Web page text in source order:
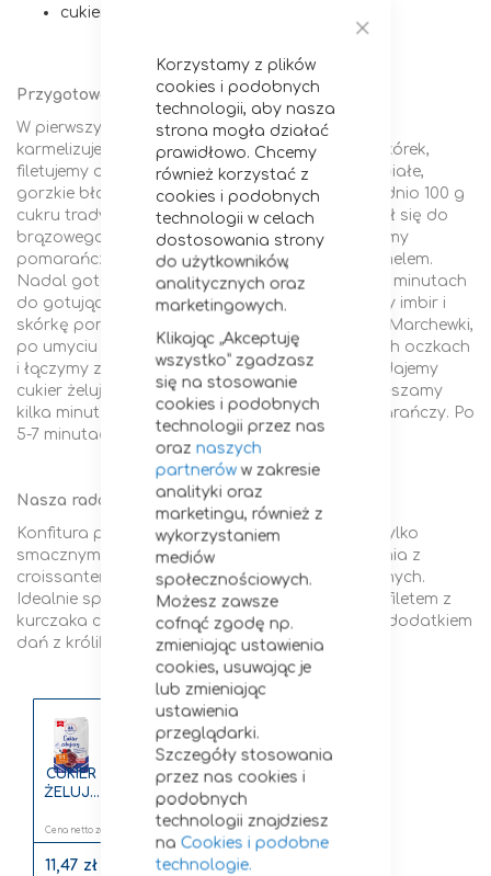
Korzystamy z plików
cookies i podobnych
technologii, aby nasza
strona mogła działać
prawidłowo. Chcemy
również korzystać z
cookies i podobnych
technologii w celach
dostosowania strony
do użytkowników,
analitycznych oraz
marketingowych.
Klikając „Akceptuję
wszystko” zgadzasz
się na stosowanie
cookies i podobnych
technologii przez nas
oraz naszych
partneróww zakresie
analityki oraz
marketingu, również z
wykorzystaniem
mediów
społecznościowych.
Możesz zawsze
cofnąć zgodę np.
zmieniając ustawienia
cookies, usuwając je
lub zmieniając
ustawienia
przeglądarki.
Szczegóły stosowania
przez nas cookies i
podobnych
technologii znajdziesz
na Cookies i podobne
technologie.
cukier żelujący 2:1 Diamant
Przygotowanie:
W pierwszym etapie przygotowania konfitury
karmelizujemy pomarańcze. Po obraniu ich ze skórek,
filetujemy owoce na mniejsze części, odcinamy białe,
gorzkie błony. Na suchej patelni wsypujemy średnio 100 g
cukru tradycyjnego Diamant, aby skarmelizował się do
brązowego koloru. W następnym kroku układamy
pomarańcze na patelni, aby obtoczyły się karmelem.
Nadal gotujemy do wyparowania soku. Po kilku minutach
do gotujących się pomarańczy dodajemy starty imbir i
skórkę pomarańczy. Doprawiamy cynamonem. Marchewki,
po umyciu i obraniu ścieramy na tarce o grubych oczkach
i łączymy z pomarańczami. Po wymieszaniu dodajemy
cukier żelujący i doprowadzamy do wrzenia. Mieszamy
kilka minut do czasu wyparowania soku z pomarańczy. Po
5-7 minutach konfitura gotowa!
Nasza rada:
Konfitura pomarańczowo-marchwiowa jest nie tylko
smacznym elementem np. francuskiego śniadania z
croissantem, ale także składnikiem dań wytrawnych.
Idealnie sprawdzi się z łagodnymi mięsami, np. filetem z
kurczaka czy indyka. Może być także idealnym dodatkiem
dań z królikiem.
CUKIER
ŻELUJĄ
500G
11,47 zł